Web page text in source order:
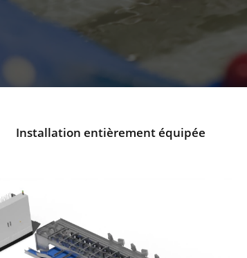
Installation entièrement équipée